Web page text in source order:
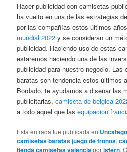
Hacer publicidad con camisetas
ha vuelto en una de las estrategias
por las compañías estos últimos
mundial 2022 y se consideran un
publicidad. Haciendo uso de estas
estaremos haciendo una de las
publicidad para nuestro negocio. Las
baratas son tendencia estos últimos
Bordado, te ayudamos a diseñar las
publicitarias,camiseta de belgica
a todo aquel que lasequipacion
Esta entrada fue publicada en
camisetas baratas juego de tronos,
tienda camisetas valencia poristern.